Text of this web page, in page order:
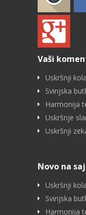
Vaši
Uskršnji
Svinjska
Harmonija
Uskršnje
Uskršnji
Novo na
Uskršnji
Svinjska
Harmonija